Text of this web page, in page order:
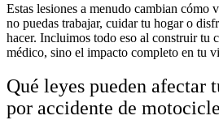
Estas lesiones a menudo cambian cómo
no puedas trabajar, cuidar tu hogar o
hacer. Incluimos todo eso al construir tu
médico, sino el impacto completo en tu
Qué leyes pueden afectar
por accidente de